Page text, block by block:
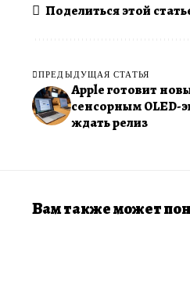
Поделиться этой
ПРЕДЫДУЩАЯ СТАТЬЯ
Apple готовит
сенсорным OLED-
ждать релиз
Вам также может